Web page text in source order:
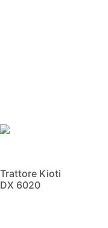
Trattore Kioti
DX 6020